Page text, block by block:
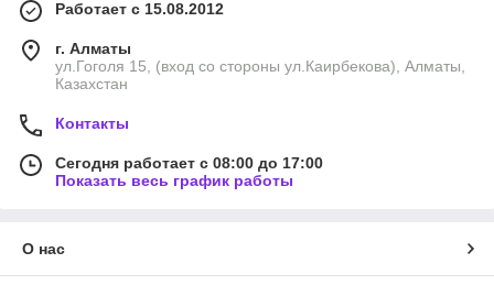
Работает с 15.08.2012
г. Алматы
ул.Гоголя 15, (вход со стороны ул.Каирбекова), Алматы,
Казахстан
Контакты
Сегодня работает с 08:00 до 17:00
Показать весь график работы
О нас